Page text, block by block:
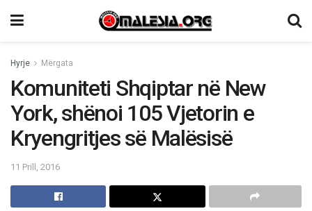
Hyrje Mërgata
Komuniteti Shqiptar në New
York, shënoi 105 Vjetorin e
Kryengritjes së Malësisë
11 Prill, 2016